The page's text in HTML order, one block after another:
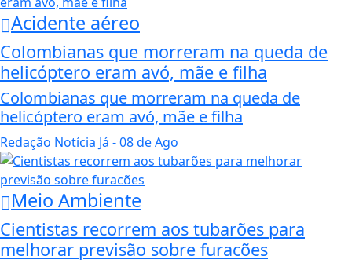
Acidente aéreo
Colombianas que morreram na queda de
helicóptero eram avó, mãe e filha
Colombianas que morreram na queda de
helicóptero eram avó, mãe e filha
Redação Notícia Já - 08 de Ago
Meio Ambiente
Cientistas recorrem aos tubarões para
melhorar previsão sobre furacões